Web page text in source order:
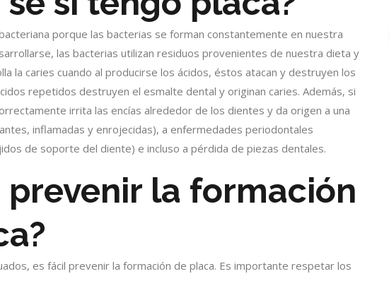
porque las bacterias se forman constantemente en nuestra
las bacterias utilizan residuos provenientes de nuestra dieta y
la caries cuando al producirse los ácidos, éstos atacan y destruyen los
repetidos destruyen el esmalte dental y originan caries. Además, si
irrita las encías alrededor de los dientes y da origen a una
inflamadas y enrojecidas), a enfermedades periodontales
de soporte del diente) e incluso a pérdida de piezas dentales.
prevenir la formación
es fácil prevenir la formación de placa. Es importante respetar los